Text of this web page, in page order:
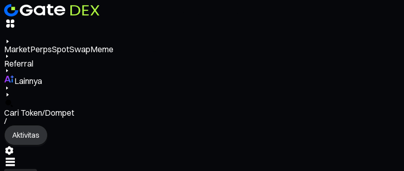
MarketPerpsSpotSwapMeme
Referral
Lainnya
Cari Token/Dompet
/
Aktivitas